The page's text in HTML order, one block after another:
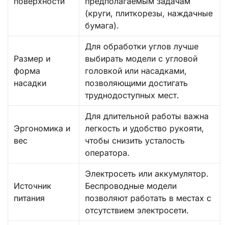
(круги, плиткорезы, наждачные
бумага).
Размер и
форма
насадки
Для обработки углов лучше
выбирать модели с угловой
головкой или насадками,
позволяющими достигать
труднодоступных мест.
Эргономика и
вес
Для длительной работы важна
легкость и удобство рукояти,
чтобы снизить усталость
оператора.
Источник
питания
Электросеть или аккумулятор.
Беспроводные модели
позволяют работать в местах с
отсутствием электросети.